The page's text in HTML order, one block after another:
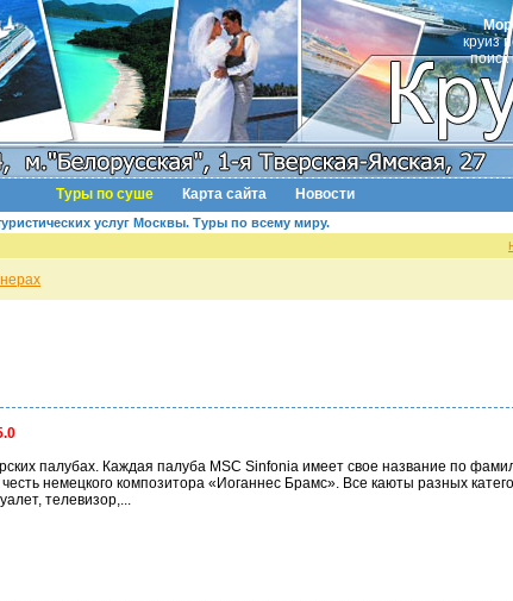
круиз
Туры по суше Карта сайта Новости
услуг Москвы. Туры по всему миру.
палубах. Каждая палуба MSC Sinfonia имеет свое название по
немецкого композитора «Иоганнес Брамс». Все каюты разных
телевизор,...